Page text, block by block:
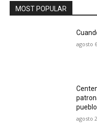
MOST POPULAR
agosto
pueblo
agosto